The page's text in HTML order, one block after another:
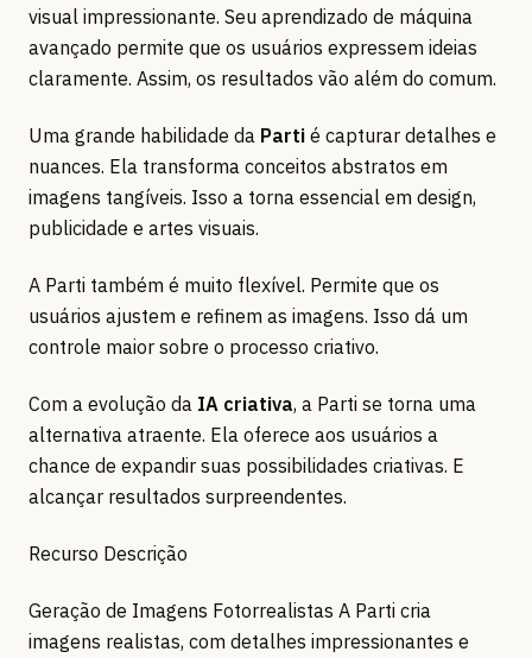
visual impressionante. Seu aprendizado de máquina
avançado permite que os usuários expressem ideias
claramente. Assim, os resultados vão além do comum.
Uma grande habilidade da Parti é capturar detalhes e
nuances. Ela transforma conceitos abstratos em
imagens tangíveis. Isso a torna essencial em design,
publicidade e artes visuais.
A Parti também é muito flexível. Permite que os
usuários ajustem e refinem as imagens. Isso dá um
controle maior sobre o processo criativo.
Com a evolução da IA criativa, a Parti se torna uma
alternativa atraente. Ela oferece aos usuários a
chance de expandir suas possibilidades criativas. E
alcançar resultados surpreendentes.
Recurso Descrição
Geração de Imagens Fotorrealistas A Parti cria
imagens realistas, com detalhes impressionantes e